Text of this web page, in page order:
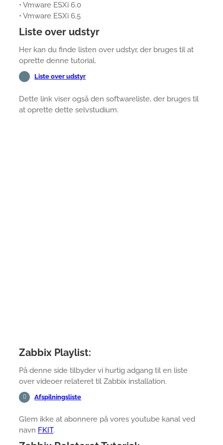
• Vmware ESXi 6.0
• Vmware ESXi 6,5
Liste over udstyr
Her kan du finde listen over udstyr, der bruges til at
oprette denne tutorial.
Liste over udstyr
Dette link viser også den softwareliste, der bruges til
at oprette dette selvstudium.
Zabbix Playlist:
På denne side tilbyder vi hurtig adgang til en liste
over videoer relateret til Zabbix installation.
Afspilningsliste
Glem ikke at abonnere på vores youtube kanal ved
navn FKIT.